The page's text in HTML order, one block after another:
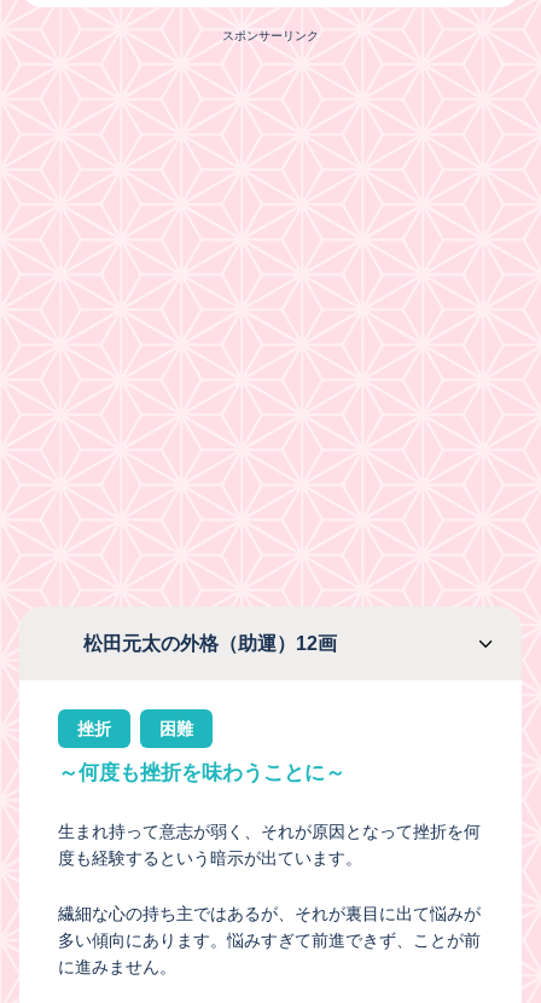
スポンサーリンク
松田元太の外格（助運）12画
挫折 困難
～何度も挫折を味わうことに～
生まれ持って意志が弱く、それが原因となって挫折を何
度も経験するという暗示が出ています。
繊細な心の持ち主ではあるが、それが裏目に出て悩みが
多い傾向にあります。悩みすぎて前進できず、ことが前
に進みません。